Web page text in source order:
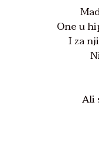
One u
I za
Ali